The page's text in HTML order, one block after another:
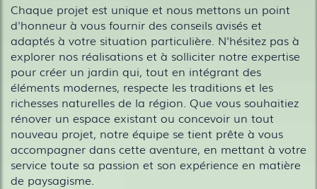
Chaque projet est unique et nous mettons un point
d'honneur à vous fournir des conseils avisés et
adaptés à votre situation particulière. N'hésitez pas à
explorer nos réalisations et à solliciter notre expertise
pour créer un jardin qui, tout en intégrant des
éléments modernes, respecte les traditions et les
richesses naturelles de la région. Que vous souhaitiez
rénover un espace existant ou concevoir un tout
nouveau projet, notre équipe se tient prête à vous
accompagner dans cette aventure, en mettant à votre
service toute sa passion et son expérience en matière
de paysagisme.